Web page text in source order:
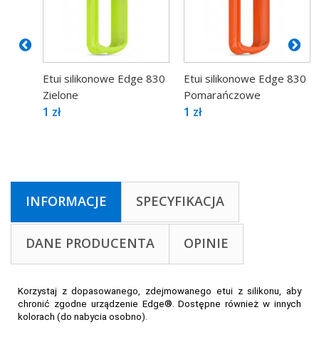
Etui silikonowe Edge 830
Zielone
1 zł
Etui silikonowe Edge 830
Pomarańczowe
1 zł
INFORMACJE SPECYFIKACJA
DANE PRODUCENTA OPINIE
Korzystaj z dopasowanego, zdejmowanego etui z silikonu, aby
chronić zgodne urządzenie Edge®. Dostępne również w innych
kolorach (do nabycia osobno).